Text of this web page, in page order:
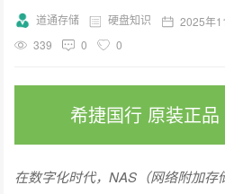
道通存储 硬盘知识 2025年
339
0 0
希捷国行 原装正
在数字化时代，NAS（网络附加